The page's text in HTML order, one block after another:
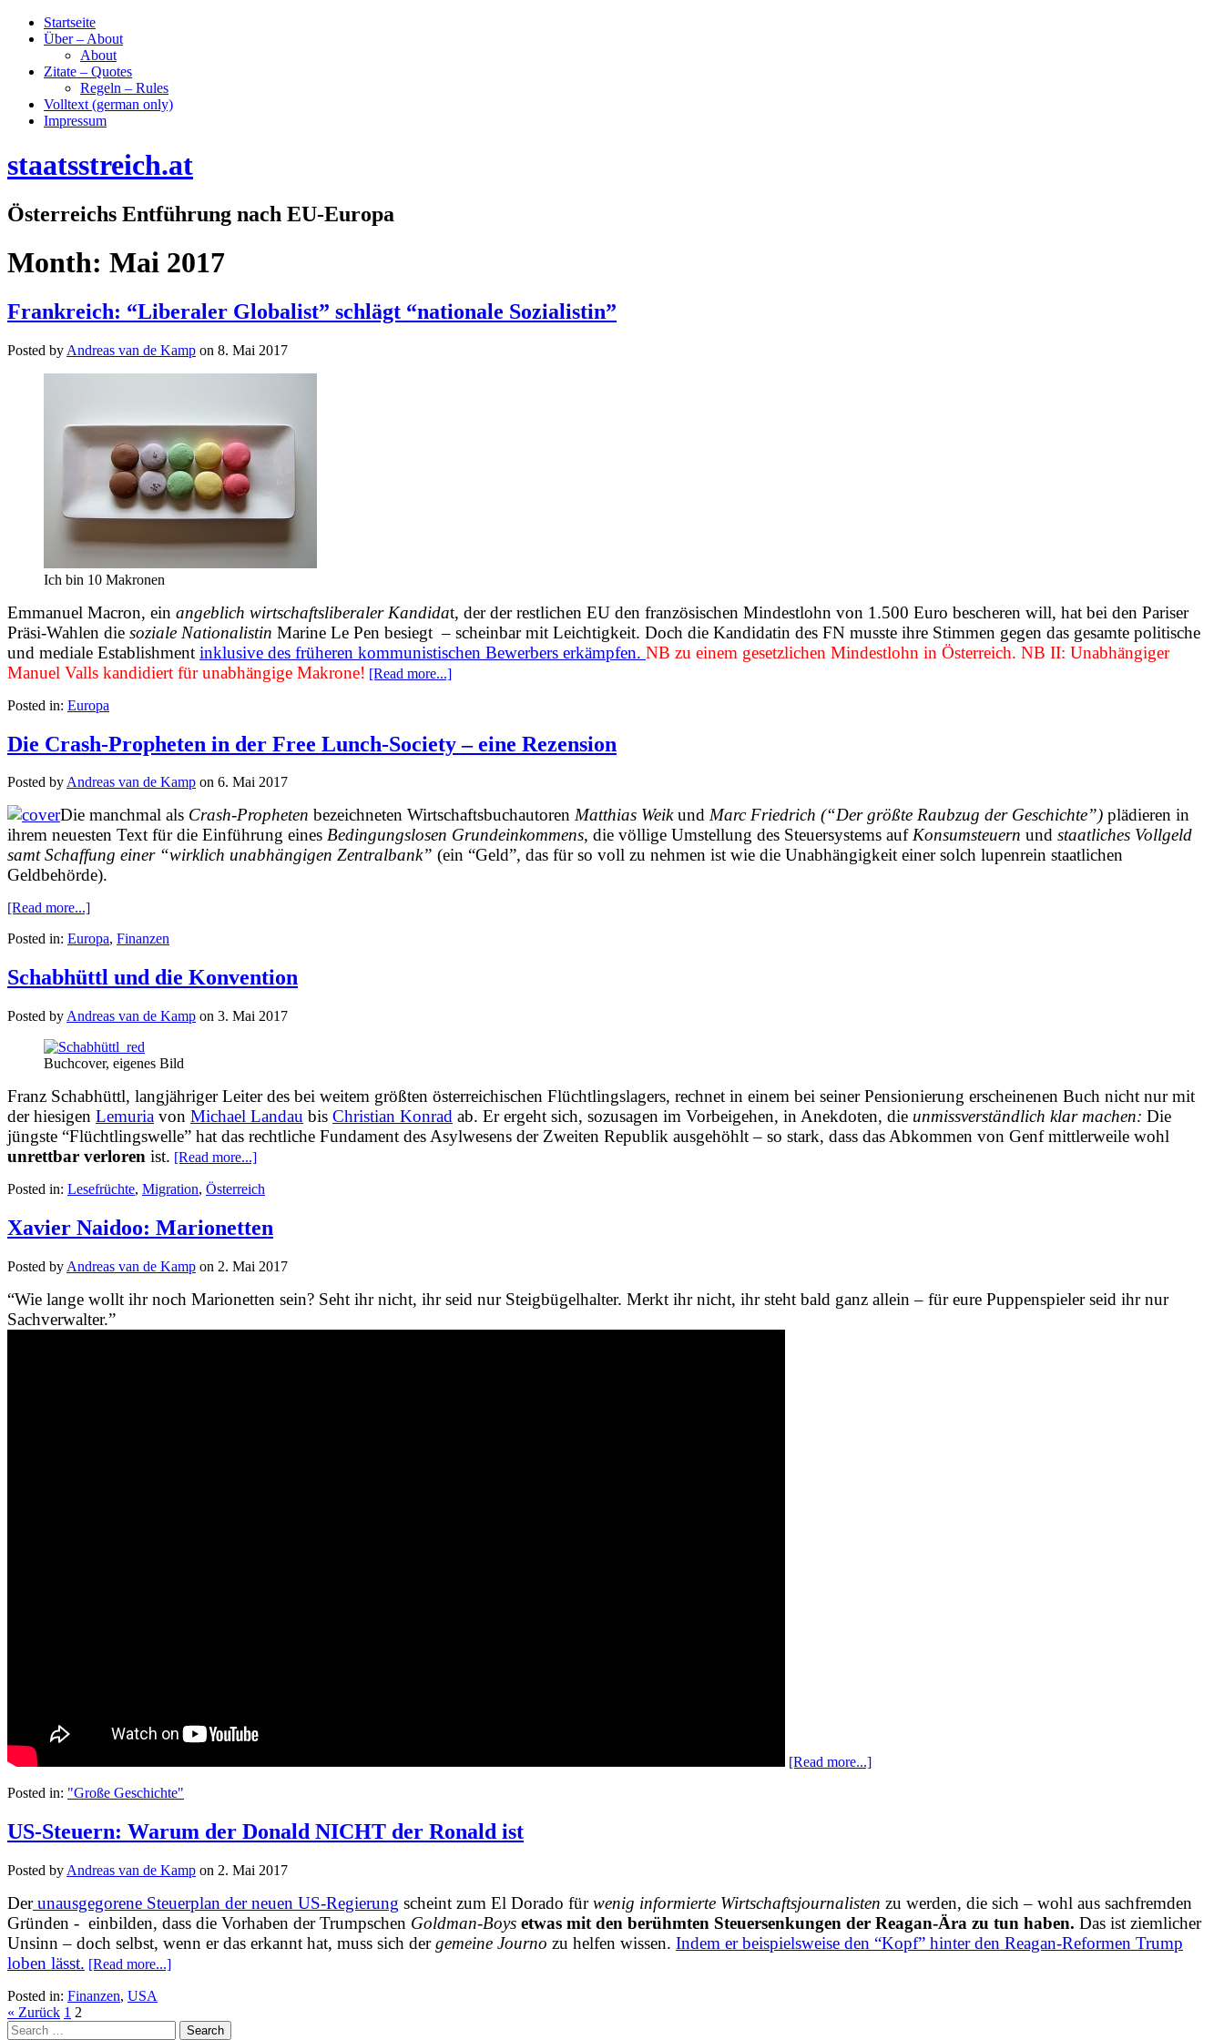
Startseite
Über – About
About
Zitate – Quotes
Regeln – Rules
Volltext (german only)
Impressum
staatsstreich.at
Österreichs Entführung nach EU-Europa
Month: Mai 2017
Frankreich: “Liberaler Globalist” schlägt “nationale Sozialistin”
Posted by Andreas van de Kamp on 8. Mai 2017
Ich bin 10 Makronen
Emmanuel Macron, ein angeblich wirtschaftsliberaler Kandidat, der der restlichen EU den französischen Mindestlohn von 1.500 Euro bescheren will, hat bei den Pariser
Präsi-Wahlen die soziale Nationalistin Marine Le Pen besiegt – scheinbar mit Leichtigkeit. Doch die Kandidatin des FN musste ihre Stimmen gegen das gesamte politische
und mediale Establishment inklusive des früheren kommunistischen Bewerbers erkämpfen. NB zu einem gesetzlichen Mindestlohn in Österreich. NB II: Unabhängiger
Manuel Valls kandidiert für unabhängige Makrone! [Read more...]
Posted in: Europa
Die Crash-Propheten in der Free Lunch-Society – eine Rezension
Posted byAndreas van de Kamp on 6. Mai 2017
Die manchmal als Crash-Propheten bezeichneten Wirtschaftsbuchautoren Matthias Weikund Marc Friedrich (“Der größte Raubzug der Geschichte”) plädieren in
ihrem neuesten Text für die Einführung eines Bedingungslosen Grundeinkommens, die völlige Umstellung des Steuersystems aufKonsumsteuern und staatliches Vollgeld
samt Schaffung einer “wirklich unabhängigen Zentralbank” (ein “Geld”, das für so voll zu nehmen ist wie die Unabhängigkeit einer solch lupenrein staatlichen
Geldbehörde).
[Read more...]
Posted in: Europa, Finanzen
Schabhüttl und die Konvention
Posted by Andreas van de Kamp on 3. Mai 2017
Buchcover, eigenes Bild
Franz Schabhüttl, langjähriger Leiter des bei weitem größten österreichischen Flüchtlingslagers, rechnet in einem bei seiner Pensionierung erscheinenen Buch nicht nur mit
der hiesigen Lemuria von Michael Landau bis Christian Konrad ab. Er ergeht sich, sozusagen im Vorbeigehen, in Anekdoten, die unmissverständlich klar machen: Die
jüngste “Flüchtlingswelle” hat das rechtliche Fundament des Asylwesens der Zweiten Republik ausgehöhlt – so stark, dass das Abkommen von Genf mittlerweile wohl
unrettbar verloren ist. [Read more...]
Posted in: Lesefrüchte, Migration, Österreich
Xavier Naidoo: Marionetten
Posted by Andreas van de Kamp on 2. Mai 2017
“Wie lange wollt ihr noch Marionetten sein? Seht ihr nicht, ihr seid nur Steigbügelhalter. Merkt ihr nicht, ihr steht bald ganz allein – für eure Puppenspieler seid ihr nur
Sachverwalter.”
[Read more...]
Posted in: "Große Geschichte"
US-Steuern: Warum der Donald NICHT der Ronald ist
Posted by Andreas van de Kamp on 2. Mai 2017
Derunausgegorene Steuerplan der neuen US-Regierung scheint zum El Dorado fürwenig informierte Wirtschaftsjournalisten zu werden, die sich – wohl aus sachfremden
Gründen - einbilden, dass die Vorhaben der Trumpschen Goldman-Boys etwas mit den berühmten Steuersenkungen der Reagan-Ära zu tun haben. Das ist ziemlicher
Unsinn – doch selbst, wenn er das erkannt hat, muss sich dergemeine Journo zu helfen wissen. Indem er beispielsweise den “Kopf” hinter den Reagan-Reformen Trump
loben lässt. [Read more...]
Posted in: Finanzen, USA
« Zurück 1 2